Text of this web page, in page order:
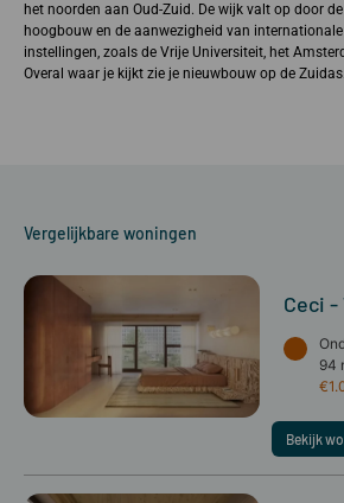
het noorden aan Oud-Zuid. De wijk valt op door
hoogbouw en de aanwezigheid van
instellingen, zoals de Vrije Universiteit, het
Overal waar je kijkt zie je nieuwbouw op de Zuidas.
Vergelijkbare woningen
Ceci -
94
Bekijk